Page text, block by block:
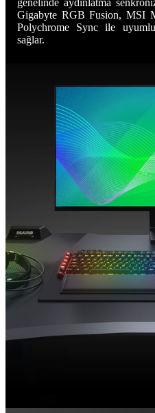
genelinde aydınlatma
Gigabyte RGB Fusion, MSI
Polychrome Sync ile uyumlu
sağlar.